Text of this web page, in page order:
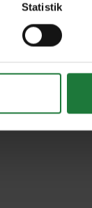
Statistik